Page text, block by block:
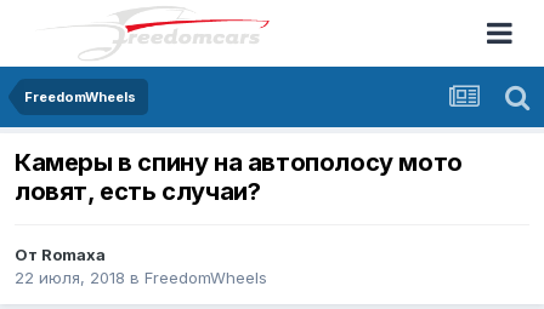
FreedomWheels
Камеры в спину на автополосу мото
ловят, есть случаи?
От Romaxa
22 июля, 2018 в FreedomWheels